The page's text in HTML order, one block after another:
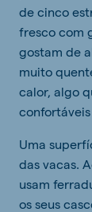
de cinco
fresco com
gostam de
muito
calor, algo
Uma
das vacas.
usam
os seus